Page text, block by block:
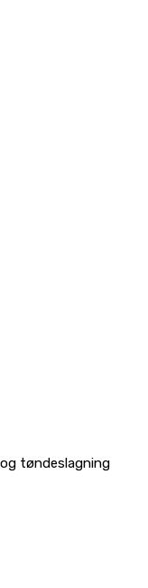
tøndeslagning